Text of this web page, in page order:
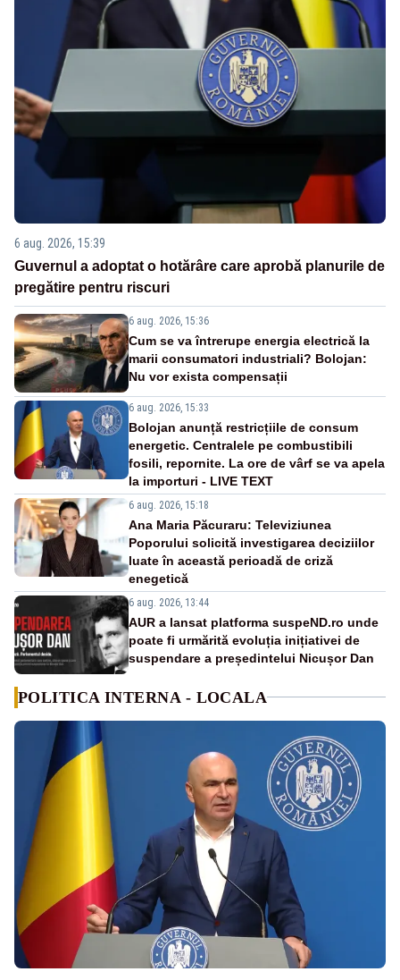
6 aug. 2026, 15:39
Guvernul a adoptat o hotărâre care aprobă planurile de
pregătire pentru riscuri
6 aug. 2026, 15:36
Cum se va întrerupe energia electrică la
marii consumatori industriali? Bolojan:
Nu vor exista compensații
6 aug. 2026, 15:33
Bolojan anunță restricțiile de consum
energetic. Centralele pe combustibili
fosili, repornite. La ore de vârf se va apela
la importuri - LIVE TEXT
6 aug. 2026, 15:18
Ana Maria Păcuraru: Televiziunea
Poporului solicită investigarea deciziilor
luate în această perioadă de criză
enegetică
6 aug. 2026, 13:44
AUR a lansat platforma suspeND.ro unde
poate fi urmărită evoluția inițiativei de
suspendare a președintelui Nicușor Dan
POLITICA INTERNA - LOCALA